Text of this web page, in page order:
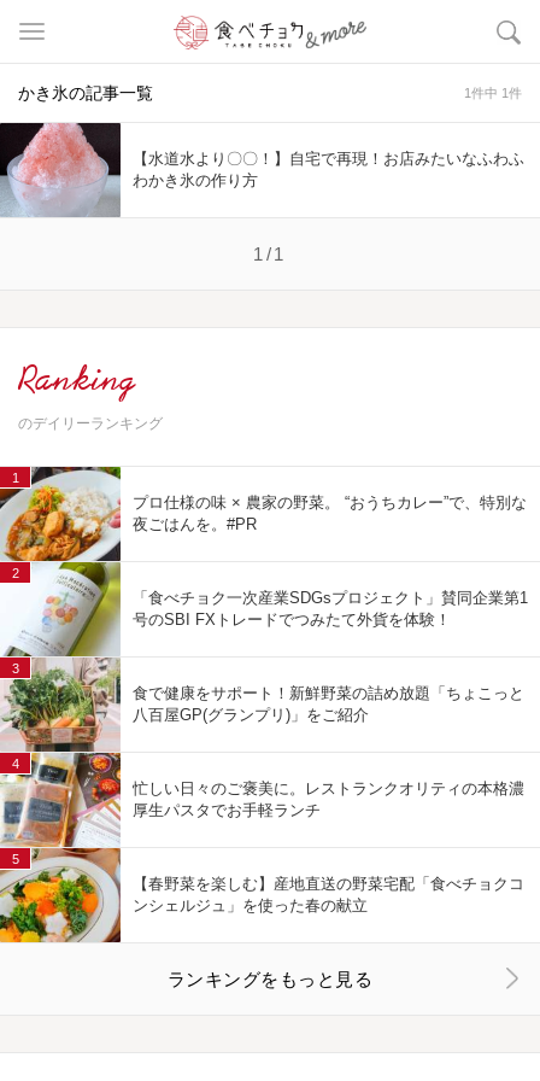
かき氷の記事一覧 1件中 1件
【水道水より〇〇！】自宅で再現！お店みたいなふわふ
わかき氷の作り方
1/1
Ranking
のデイリーランキング
プロ仕様の味 × 農家の野菜。 “おうちカレー”で、特別な
夜ごはんを。#PR
1
「食べチョク一次産業SDGsプロジェクト」賛同企業第1
号のSBI FXトレードでつみたて外貨を体験！
2
食で健康をサポート！新鮮野菜の詰め放題「ちょこっと
八百屋GP(グランプリ)」をご紹介
3
忙しい日々のご褒美に。レストランクオリティの本格濃
厚生パスタでお手軽ランチ
4
【春野菜を楽しむ】産地直送の野菜宅配「食べチョクコ
ンシェルジュ」を使った春の献立
5
ランキングをもっと見る